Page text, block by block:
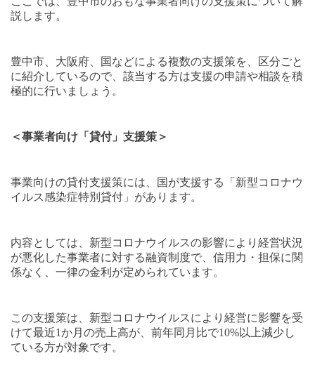
説します。
豊中市、大阪府、国などによる複数の支援策を、区分ごと
に紹介しているので、該当する方は支援の申請や相談を積
極的に行いましょう。
＜事業者向け「貸付」支援策＞
事業向けの貸付支援策には、国が支援する「新型コロナウ
イルス感染症特別貸付」があります。
内容としては、新型コロナウイルスの影響により経営状況
が悪化した事業者に対する融資制度で、信用力・担保に関
係なく、一律の金利が定められています。
この支援策は、新型コロナウイルスにより経営に影響を受
けて最近1か月の売上高が、前年同月比で10%以上減少し
ている方が対象です。